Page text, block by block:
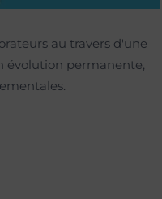
au travers d'une
évolution permanente,